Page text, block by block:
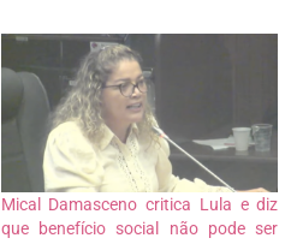
Mical Damasceno critica Lula e diz
que benefício social não pode ser